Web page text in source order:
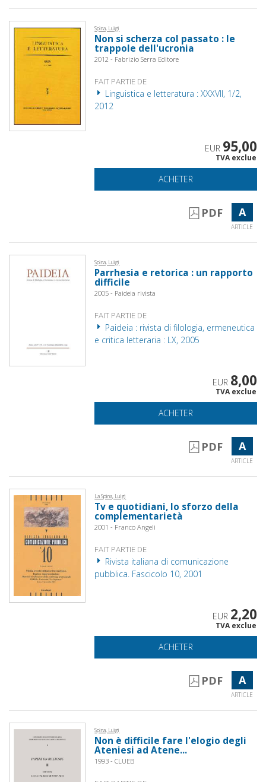
Spina, Luigi
Non si scherza col passato : le
trappole dell'ucronia
2012 - Fabrizio Serra Editore
FAIT PARTIE DE
Linguistica e letteratura : XXXVII, 1/2,
2012
EUR 95,00
TVA exclue
ACHETER
PDF A
ARTICLE
Spina, Luigi
Parrhesia e retorica : un rapporto
difficile
2005 - Paideia rivista
FAIT PARTIE DE
Paideia : rivista di filologia, ermeneutica
e critica letteraria : LX, 2005
EUR 8,00
TVA exclue
ACHETER
PDF A
ARTICLE
La Spina, Luigi
Tv e quotidiani, lo sforzo della
complementarietà
2001 - Franco Angeli
FAIT PARTIE DE
Rivista italiana di comunicazione
pubblica. Fascicolo 10, 2001
EUR 2,20
TVA exclue
ACHETER
PDF A
ARTICLE
Spina, Luigi
Non è difficile fare l'elogio degli
Ateniesi ad Atene...
1993 - CLUEB